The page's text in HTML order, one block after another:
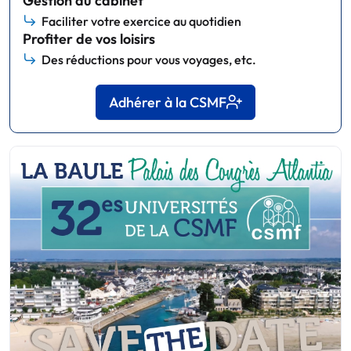
Faciliter votre exercice au quotidien
Profiter de vos loisirs
Des réductions pour vous voyages, etc.
Adhérer à la CSMF